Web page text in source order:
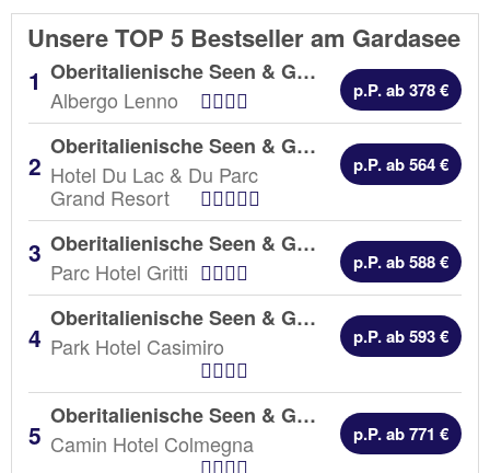
Unsere TOP 5 Bestseller am Gardasee
Oberitalienische Seen & Gardasee | 7 Nächte |
Albergo Lenno
Hotel Kategorienp.P. ab 378 €
Oberitalienische Seen & Gardasee | 7 Nächte |
Hotel Du Lac & Du Parc
Grand Resort
p.P. ab 564 €
Oberitalienische Seen & Gardasee | 7 Nächte |
Parc Hotel Gritti
Hotel Kategorienp.P. ab 588 €
Oberitalienische Seen & Gardasee | 7 Nächte |
Park Hotel Casimiro
p.P. ab 593 €
Oberitalienische Seen & Gardasee | 7 Nächte |
Camin Hotel Colmegna
p.P. ab 771 €